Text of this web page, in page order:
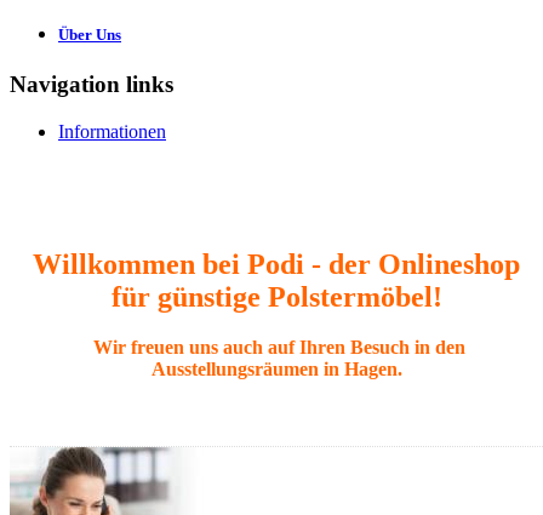
Über Uns
Navigation links
Informationen
Willkommen bei Podi - der Onlineshop
für günstige Polstermöbel!
Wir freuen uns auch auf Ihren Besuch in den
Ausstellungsräumen in Hagen.